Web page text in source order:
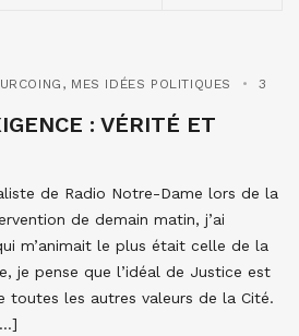
, MES IDÉES POLITIQUES
3
: VÉRITÉ ET
de Radio Notre-Dame lors de la
de demain matin, j’ai
m’animait le plus était celle de la
je pense que l’idéal de Justice est
les autres valeurs de la Cité.